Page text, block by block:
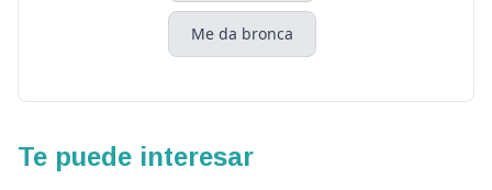
Me da bronca
Te puede interesar